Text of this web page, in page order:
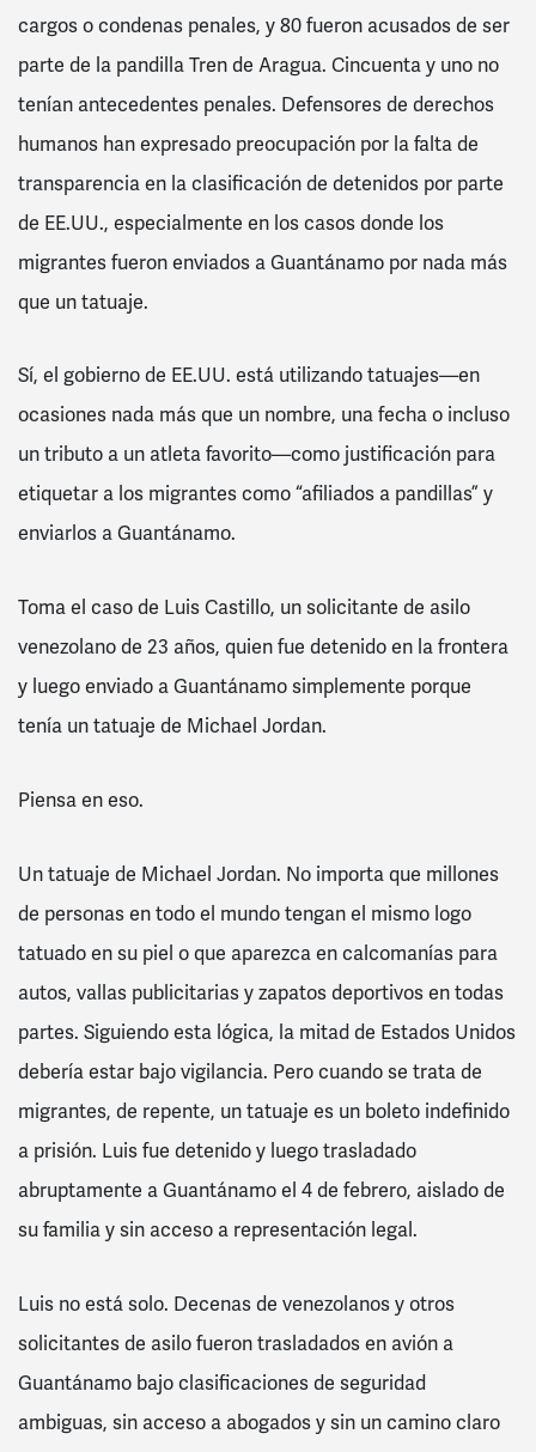
cargos o condenas penales, y 80 fueron acusados de ser
parte de la pandilla Tren de Aragua. Cincuenta y uno no
tenían antecedentes penales. Defensores de derechos
humanos han expresado preocupación por la falta de
transparencia en la clasificación de detenidos por parte
de EE.UU., especialmente en los casos donde los
migrantes fueron enviados a Guantánamo por nada más
que un tatuaje.
Sí, el gobierno de EE.UU. está utilizando tatuajes—en
ocasiones nada más que un nombre, una fecha o incluso
un tributo a un atleta favorito—como justificación para
etiquetar a los migrantes como “afiliados a pandillas” y
enviarlos a Guantánamo.
Toma el caso de Luis Castillo, un solicitante de asilo
venezolano de 23 años, quien fue detenido en la frontera
y luego enviado a Guantánamo simplemente porque
tenía un tatuaje de Michael Jordan.
Piensa en eso.
Un tatuaje de Michael Jordan. No importa que millones
de personas en todo el mundo tengan el mismo logo
tatuado en su piel o que aparezca en calcomanías para
autos, vallas publicitarias y zapatos deportivos en todas
partes. Siguiendo esta lógica, la mitad de Estados Unidos
debería estar bajo vigilancia. Pero cuando se trata de
migrantes, de repente, un tatuaje es un boleto indefinido
a prisión. Luis fue detenido y luego trasladado
abruptamente a Guantánamo el 4 de febrero, aislado de
su familia y sin acceso a representación legal.
Luis no está solo. Decenas de venezolanos y otros
solicitantes de asilo fueron trasladados en avión a
Guantánamo bajo clasificaciones de seguridad
ambiguas, sin acceso a abogados y sin un camino claro